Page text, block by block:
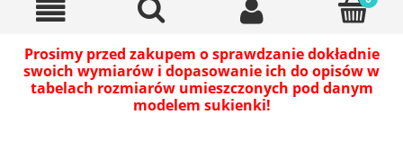
Prosimy przed zakupem o sprawdzanie dokładnie
swoich wymiarów i dopasowanie ich do opisów w
tabelach rozmiarów umieszczonych pod danym
modelem sukienki!